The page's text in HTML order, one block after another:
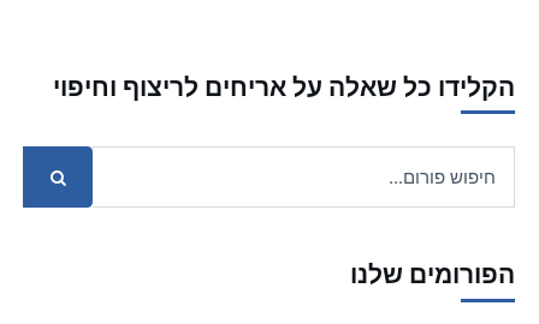
הקלידו כל שאלה על אריחים לריצוף וחיפוי
הפורומים שלנו